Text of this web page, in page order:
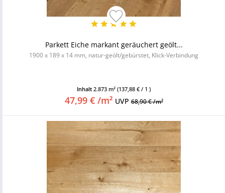
Parkett Eiche markant geräuchert geölt...
1900 x 189 x 14 mm, natur-geölt/gebürstet, Klick-Verbindung
Inhalt 2.873 m² (137,88 € / 1 )
47,99 € /m² UVP68,90 € /m²